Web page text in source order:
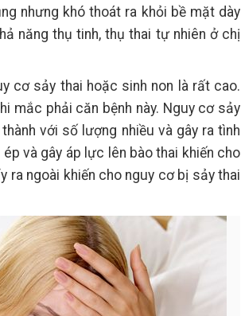
nhưng khó thoát ra khỏi bề mặt dày
năng thụ tinh, thụ thai tự nhiên ở chị
cơ sảy thai hoặc sinh non là rất cao.
mắc phải căn bệnh này. Nguy cơ sảy
với số lượng nhiều và gây ra tình
và gây áp lực lên bào thai khiến cho
ra ngoài khiến cho nguy cơ bị sảy thai